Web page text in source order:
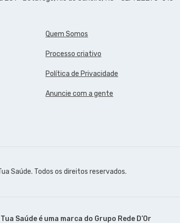
Quem Somos
Processo criativo
Política de Privacidade
Anuncie com a gente
Saúde. Todos os direitos reservados.
Tua Saúde é uma marca do Grupo Rede D’Or